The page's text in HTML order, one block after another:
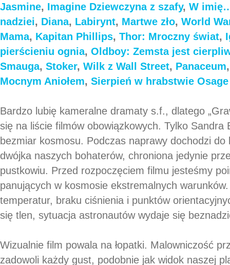
Jasmine, Imagine Dziewczyna z szafy, W
nadziei, Diana, Labirynt, Martwe zło, World
Mama, Kapitan Phillips, Thor: Mroczny świat,
pierścieniu ognia, Oldboy: Zemsta jest
Smauga, Stoker, Wilk z Wall Street, Panaceum
Mocnym Aniołem, Sierpień w hrabstwie Osage
Bardzo lubię kameralne dramaty s.f., dlatego
się na liście filmów obowiązkowych. Tylko Sandra
bezmiar kosmosu. Podczas naprawy dochodzi do
dwójka naszych bohaterów, chroniona jedynie
pustkowiu. Przed rozpoczęciem filmu jesteśmy
panujących w kosmosie ekstremalnych
temperatur, braku ciśnienia i punktów
się tlen, sytuacja astronautów wydaje się
Wizualnie film powala na łopatki. Malowniczość
zadowoli każdy gust, podobnie jak widok naszej